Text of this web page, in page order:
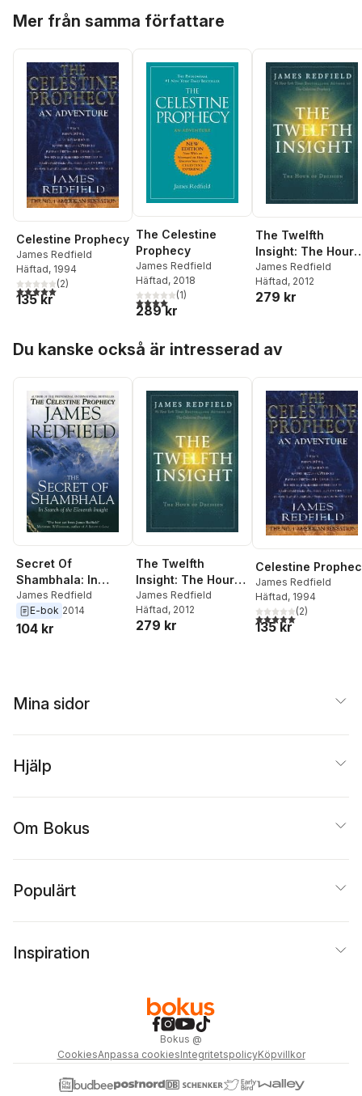
Mer från samma författare
Celestine Prophecy
James Redfield
Häftad, 1994
5,0utav 5 stjärnor. Totalt antal röster:
(2)
135 kr
The Celestine
Prophecy
James Redfield
Häftad, 2018
4,0utav 5 stjärnor. Totalt antal röster:
(1)
289 kr
The Twelfth
Insight: The Hour
of Decision
James Redfield
Häftad, 2012
279 kr
Du kanske också är intresserad av
Secret Of
Shambhala: In
Search Of The
Eleventh Insight
James Redfield
E-bok 2014
104 kr
The Twelfth
Insight: The Hour
of Decision
James Redfield
Häftad, 2012
279 kr
Celestine
James Redfield
Häftad, 1994
5,0utav 5 stjärnor.
(2)
135 kr
Mina sidor
Hjälp
Om Bokus
Populärt
Inspiration
Bokus @
CookiesAnpassa cookiesIntegritetspolicyKöpvillkor